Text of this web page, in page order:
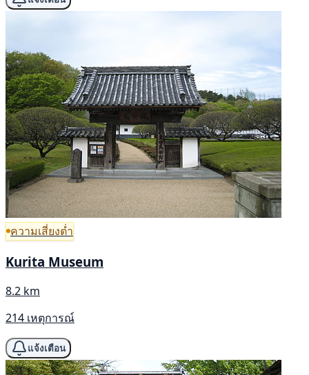
ความเสี่ยงต่ำ
Kurita Museum
8.2 km
214 เหตุการณ์
แจ้งเตือน